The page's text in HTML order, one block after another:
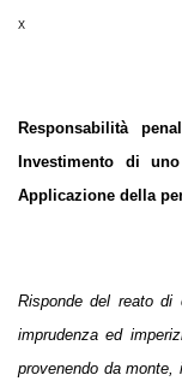
x
Responsabilità
Investimento di
Applicazione della
Risponde del reato
imprudenza ed
provenendo da